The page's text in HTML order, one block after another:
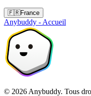
🇫🇷France
Anybuddy - Accueil
© 2026 Anybuddy. Tous